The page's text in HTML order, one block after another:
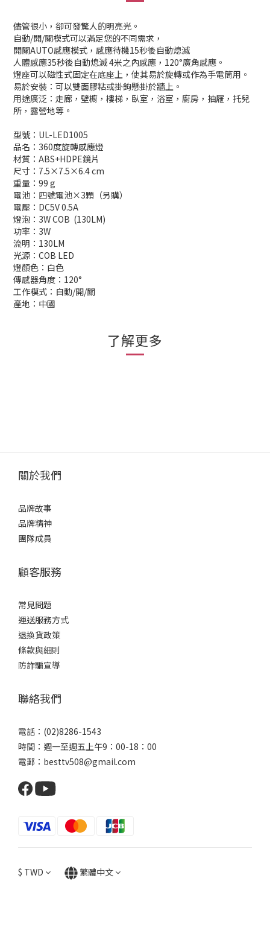
儘管很小，卻可發驚人的明亮光。
自動/開/關模式可以滿足您的不同需求，
開關AUTO感應模式，感應待機15秒後自動熄滅
人體感應35秒後自動熄滅 4米之內感應，120°廣角感應。
燈座可以磁性式固定在底座上，使其易於旋轉或作為手電筒用。
易於安裝：可以雙面膠粘或掛鉤懸掛於牆上。
用途廣泛：走廊，壁櫥，樓梯，臥室，浴室，廚房，抽屜，托兒
所，露營地等。
型號：UL-LED1005
品名：360度旋轉感應燈
材質：ABS+HDPE鏡片
尺寸：7.5×7.5×6.4 cm
重量：99 g
電池：四號電池×3顆（另購）
電壓：DC5V 0.5A
燈泡：3W COB (130LM)
功率：3W
流明：130LM
光源：COB LED
燈顏色：白色
傳感器角度：120°
工作模式：自動/開/關
產地：中國
了解更多
關於我們
品牌故事
品牌精神
團隊成員
顧客服務
常見問題
運送服務方式
退換貨政策
條款與細則
防詐騙宣導
聯絡我們
電話：(02)8286-1543
時間：週一至週五上午9：00-18：00
電郵：besttv508@gmail.com
$ TWD 繁體中文